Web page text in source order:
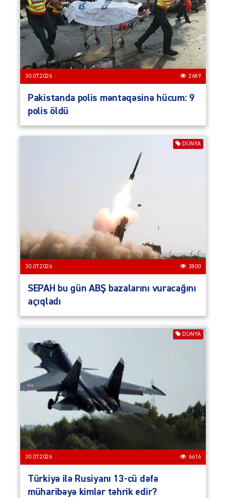
30.07.2026 2689
Pakistanda polis məntəqəsinə hücum: 9
polis öldü
DÜNYA
30.07.2026 3800
SEPAH bu gün ABŞ bazalarını vuracağını
açıqladı
DÜNYA
30.07.2026 6616
Türkiyə ilə Rusiyanı 13-cü dəfə
müharibəyə kimlər təhrik edir?